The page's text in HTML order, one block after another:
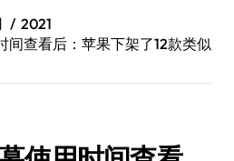
2021
间查看后：苹果下架了12款类似